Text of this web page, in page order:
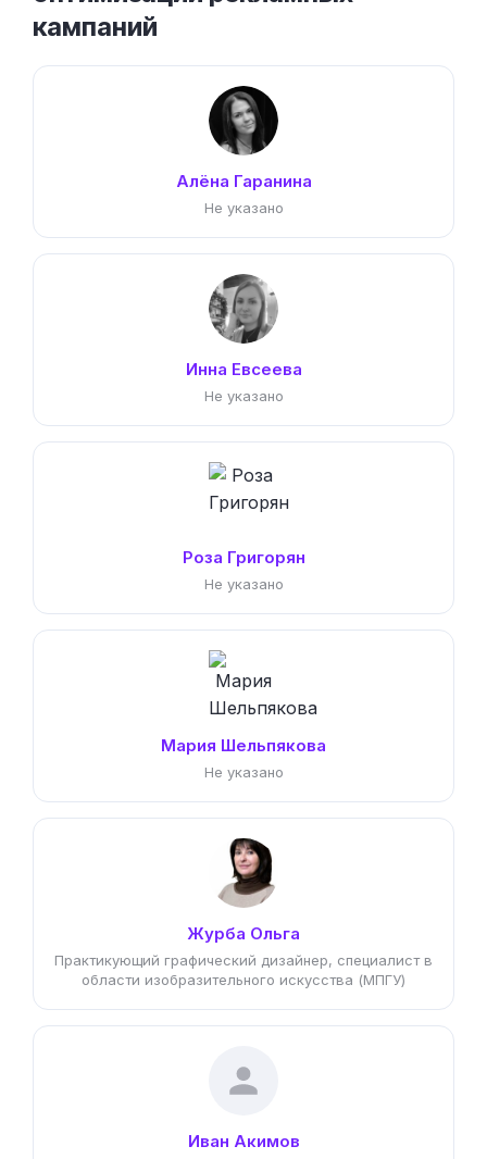
кампаний
Алёна Гаранина
Не указано
Инна Евсеева
Не указано
Роза Григорян
Не указано
Мария Шельпякова
Не указано
Журба Ольга
Практикующий графический дизайнер, специалист в
области изобразительного искусства (МПГУ)
Иван Акимов